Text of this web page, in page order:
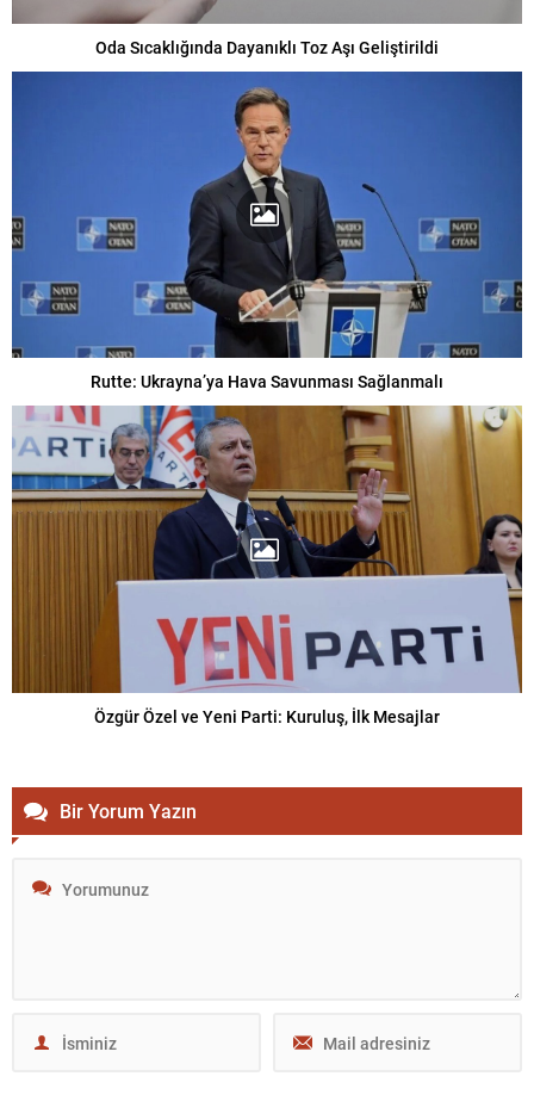
Oda Sıcaklığında Dayanıklı Toz Aşı Geliştirildi
Rutte: Ukrayna’ya Hava Savunması Sağlanmalı
Özgür Özel ve Yeni Parti: Kuruluş, İlk Mesajlar
Bir Yorum Yazın